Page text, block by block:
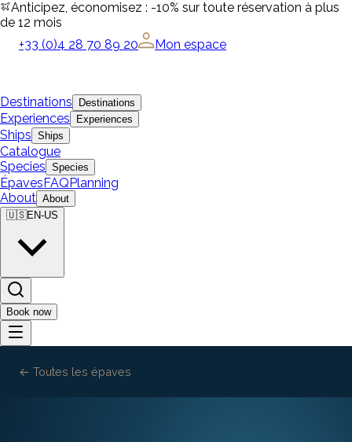
Anticipez, économisez : -10% sur toute réservation à plus
de 12 mois
+33 (0)4 28 70 89 20
Mon espace
Destinations Destinations
Experiences Experiences
Ships Ships
Catalogue
Species Species
ÉpavesFAQPlanning
About About
🇺🇸EN-US
Book now
← Toutes les épaves